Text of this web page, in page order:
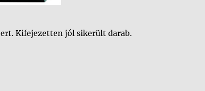
Kifejezetten jól sikerült darab.